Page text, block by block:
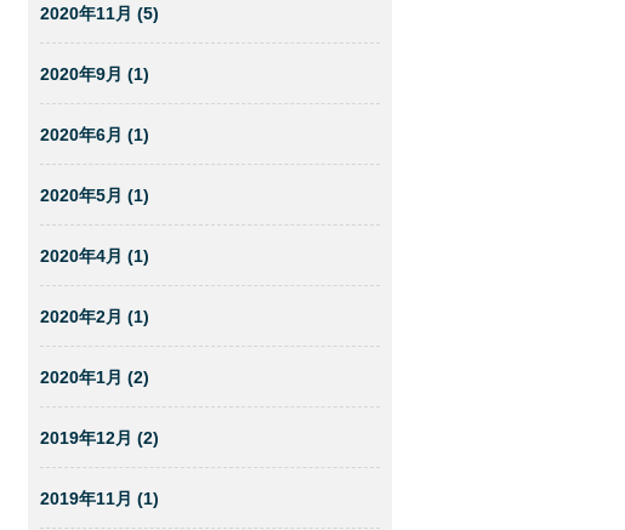
2020年11月 (5)
2020年9月 (1)
2020年6月 (1)
2020年5月 (1)
2020年4月 (1)
2020年2月 (1)
2020年1月 (2)
2019年12月 (2)
2019年11月 (1)